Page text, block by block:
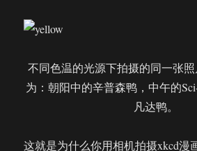
不同色温的光源下拍摄的同一张
为：朝阳中的辛普森鸭，中午的
凡达鸭。
这就是为什么你用相机拍摄xkcd漫